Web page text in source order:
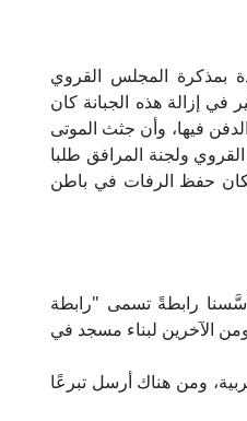
بمذكرة المجلس القروي
في إزالة هذه الجبانة كان
فيها، وأن جثث الموتى
ولجنة المرافق طلبا
حفظ الرفات في باطن
أسَّسنا رابطةً تسمى "رابطة
الآخرين لبناء مسجد في
العربية، ومن هناك أرسل تبرعًا